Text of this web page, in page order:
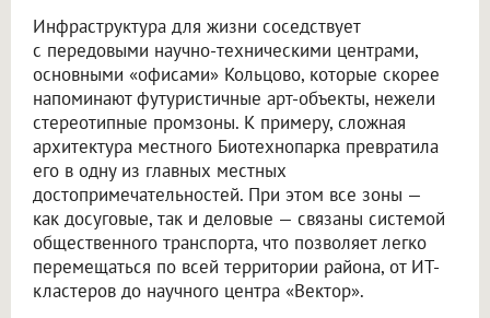
Инфраструктура для жизни соседствует
с передовыми научно-техническими центрами,
основными «офисами» Кольцово, которые скорее
напоминают футуристичные арт-объекты, нежели
стереотипные промзоны. К примеру, сложная
архитектура местного Биотехнопарка превратила
его в одну из главных местных
достопримечательностей. При этом все зоны —
как досуговые, так и деловые — связаны системой
общественного транспорта, что позволяет легко
перемещаться по всей территории района, от ИТ-
кластеров до научного центра «Вектор».